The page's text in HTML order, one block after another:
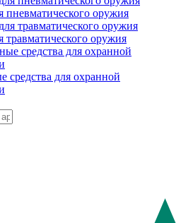
пневматического оружия
травматического оружия
средства для охранной